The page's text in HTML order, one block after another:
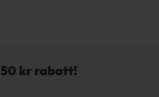
50 kr rabatt!